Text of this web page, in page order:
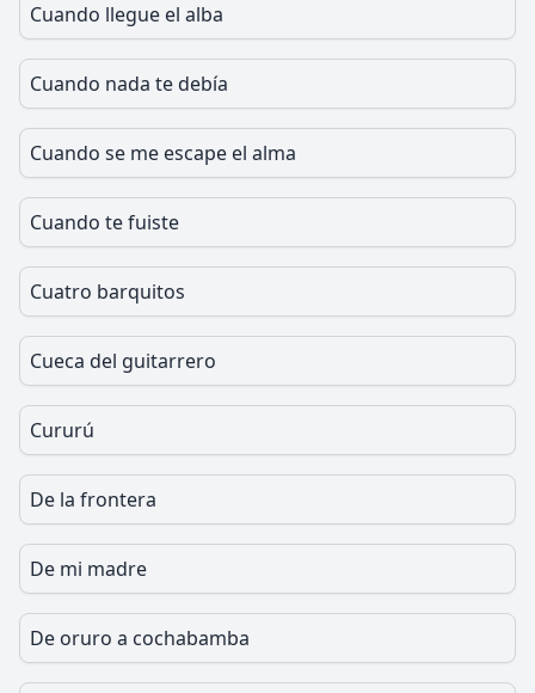
Cuando llegue el alba
Cuando nada te debía
Cuando se me escape el alma
Cuando te fuiste
Cuatro barquitos
Cueca del guitarrero
Cururú
De la frontera
De mi madre
De oruro a cochabamba